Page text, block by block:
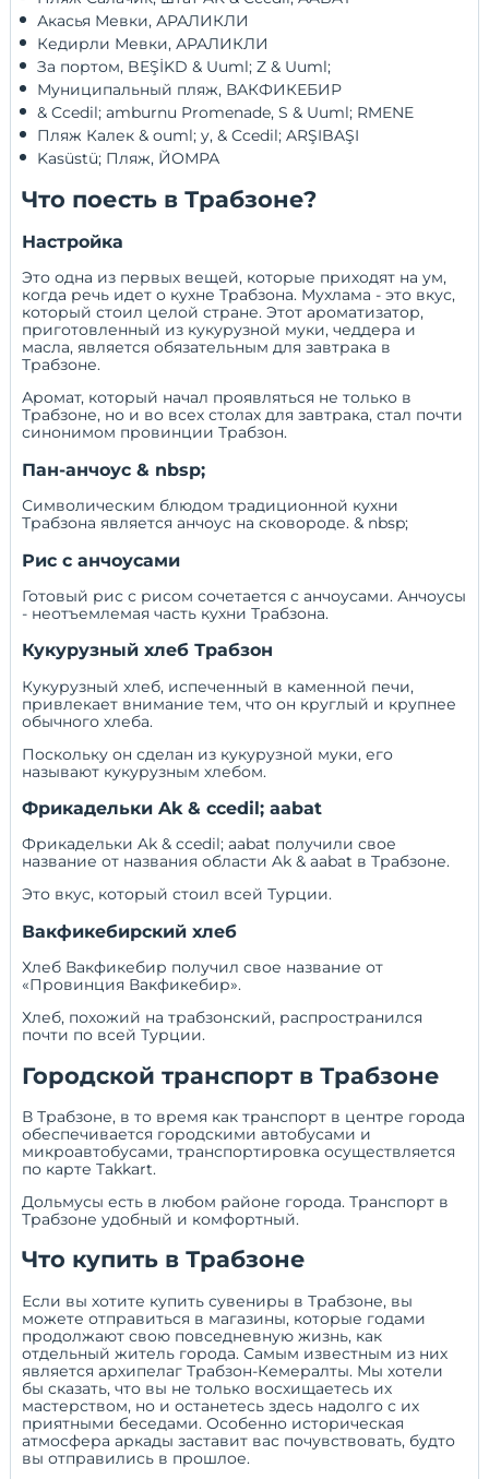
Акасья Мевки, АРАЛИКЛИ
Кедирли Мевки, АРАЛИКЛИ
За портом, BEŞİKD & Uuml; Z & Uuml;
Муниципальный пляж, ВАКФИКЕБИР
& Ccedil; amburnu Promenade, S & Uuml; RMENE
Пляж Калек & ouml; y, & Ccedil; ARŞIBAŞI
Kasüstü; Пляж, ЙОМРА
Что поесть в Трабзоне?
Настройка
Это одна из первых вещей, которые приходят на ум,
когда речь идет о кухне Трабзона. Мухлама - это вкус,
который стоил целой стране. Этот ароматизатор,
приготовленный из кукурузной муки, чеддера и
масла, является обязательным для завтрака в
Трабзоне.
Аромат, который начал проявляться не только в
Трабзоне, но и во всех столах для завтрака, стал почти
синонимом провинции Трабзон.
Пан-анчоус & nbsp;
Символическим блюдом традиционной кухни
Трабзона является анчоус на сковороде. & nbsp;
Рис с анчоусами
Готовый рис с рисом сочетается с анчоусами. Анчоусы
- неотъемлемая часть кухни Трабзона.
Кукурузный хлеб Трабзон
Кукурузный хлеб, испеченный в каменной печи,
привлекает внимание тем, что он круглый и крупнее
обычного хлеба.
Поскольку он сделан из кукурузной муки, его
называют кукурузным хлебом.
Фрикадельки Ak & ccedil; aabat
Фрикадельки Ak & ccedil; aabat получили свое
название от названия области Ak & aabat в Трабзоне.
Это вкус, который стоил всей Турции.
Вакфикебирский хлеб
Хлеб Вакфикебир получил свое название от
«Провинция Вакфикебир».
Хлеб, похожий на трабзонский, распространился
почти по всей Турции.
Городской транспорт в Трабзоне
В Трабзоне, в то время как транспорт в центре города
обеспечивается городскими автобусами и
микроавтобусами, транспортировка осуществляется
по карте Takkart.
Дольмусы есть в любом районе города. Транспорт в
Трабзоне удобный и комфортный.
Что купить в Трабзоне
Если вы хотите купить сувениры в Трабзоне, вы
можете отправиться в магазины, которые годами
продолжают свою повседневную жизнь, как
отдельный житель города. Самым известным из них
является архипелаг Трабзон-Кемералты. Мы хотели
бы сказать, что вы не только восхищаетесь их
мастерством, но и останетесь здесь надолго с их
приятными беседами. Особенно историческая
атмосфера аркады заставит вас почувствовать, будто
вы отправились в прошлое.